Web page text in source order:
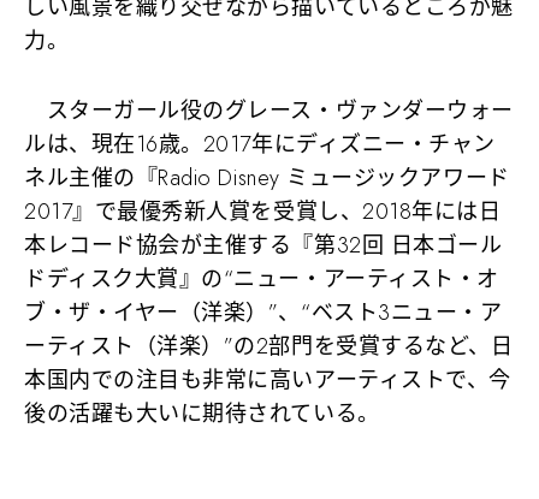
しい風景を織り交ぜながら描いているところが魅
力。
スターガール役のグレース・ヴァンダーウォー
ルは、現在16歳。2017年にディズニー・チャン
ネル主催の『Radio Disney ミュージックアワード
2017』で最優秀新人賞を受賞し、2018年には日
本レコード協会が主催する『第32回 日本ゴール
ドディスク大賞』の“ニュー・アーティスト・オ
ブ・ザ・イヤー（洋楽）”、“ベスト3ニュー・ア
ーティスト（洋楽）”の2部門を受賞するなど、日
本国内での注目も非常に高いアーティストで、今
後の活躍も大いに期待されている。